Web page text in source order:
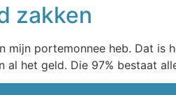
zakken
portemonnee heb. Dat is
het geld. Die 97% bestaat